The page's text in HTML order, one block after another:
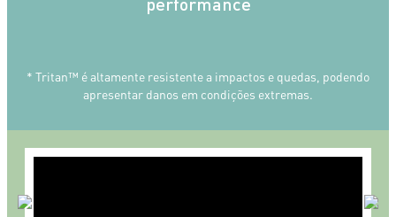
* Tritan™ é altamente resistente a impactos e quedas, podendo
apresentar danos em condições extremas.